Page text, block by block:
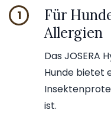
1
Für
Allergien
Das JOSERA
Hunde bietet
ist.